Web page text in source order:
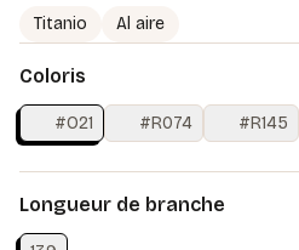
Titanio Al aire
Coloris
#O21 #R074 #R145
Longueur de branche